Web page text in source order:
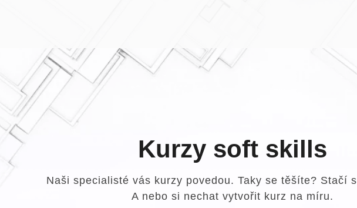
Kurzy soft skills
Naši specialisté vás kurzy povedou. Taky se těšíte? Stačí
A nebo si nechat vytvořit kurz na míru.